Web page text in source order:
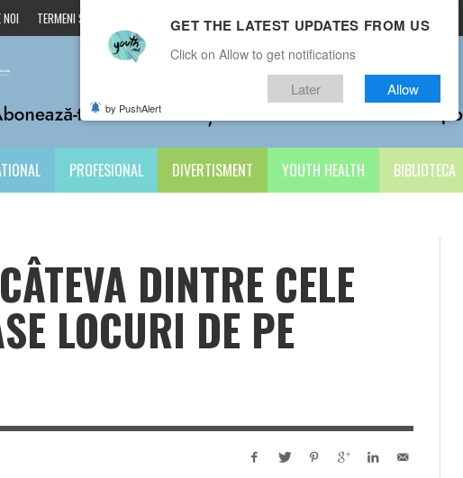
NOI TERMENI ȘI CONDIȚII CONTACTE
PROFESIONAL DIVERTISMENT YOUTH HEALTH BIBLIOTECA
DINTRE CELE
LOCURI DE PE
GET THE LATEST UPDATES FROM US
Click on Allow to get notifications
Later Allow
by PushAlert